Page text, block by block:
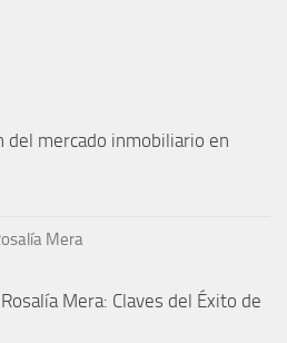
del mercado inmobiliario en
Mera: Claves del Éxito de